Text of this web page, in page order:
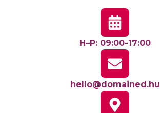
H–P: 09:00-17:00
hello@domained.hu